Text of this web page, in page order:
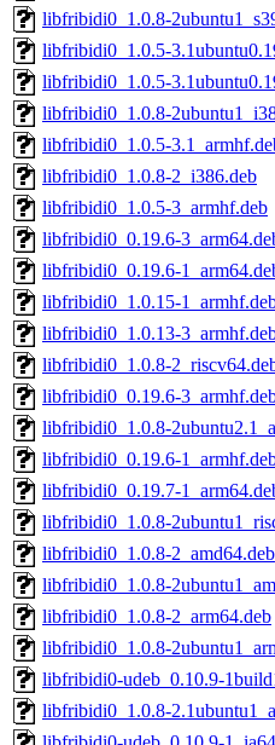
libfribidi0_1.0.8-
libfribidi0_1.0.5-
libfribidi0_1.0.5-
libfribidi0_1.0.8-
libfribidi0_1.0.5-
libfribidi0_1.0.8-2_i386.deb
libfribidi0_1.0.5-3_armhf.deb
libfribidi0_0.19.6-
libfribidi0_0.19.6-
libfribidi0_1.0.15-
libfribidi0_1.0.13-
libfribidi0_1.0.8-
libfribidi0_0.19.6-
libfribidi0_1.0.8-
libfribidi0_0.19.6-
libfribidi0_0.19.7-
libfribidi0_1.0.8-
libfribidi0_1.0.8-2_amd64.deb
libfribidi0_1.0.8-
libfribidi0_1.0.8-2_arm64.deb
libfribidi0_1.0.8-
libfribidi0-udeb_0.10.9-
libfribidi0_1.0.8-